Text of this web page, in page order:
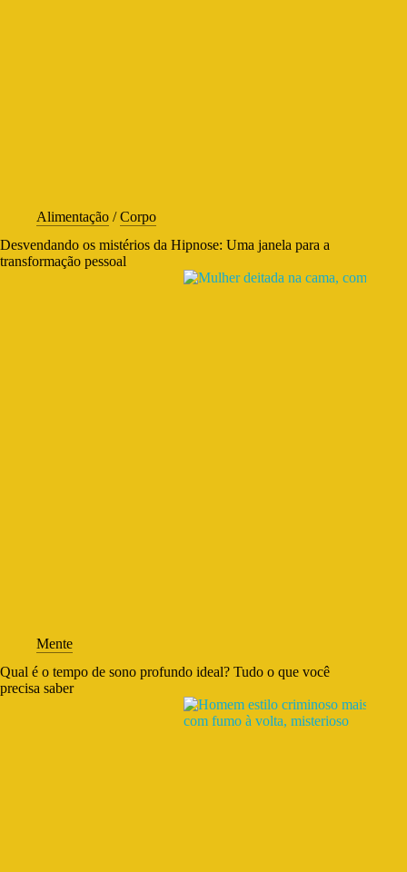
Alimentação /Corpo
Desvendando os mistérios da Hipnose: Uma janela para a
transformação pessoal
Mente
Qual é o tempo de sono profundo ideal? Tudo o que você
precisa saber